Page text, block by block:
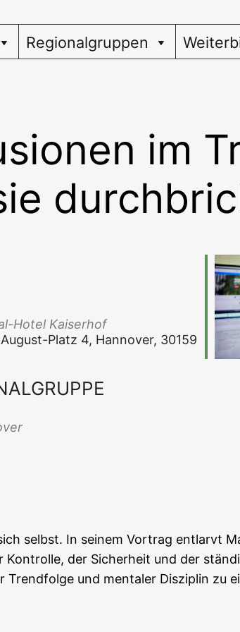
Regionalgruppen
im
Hotel Kaiserhof
Platz 4, Han­no­ver, 30159
selbst. In sei­nem Vor­trag ent­larvt
der Sicher­heit und der
und men­ta­ler Dis­zi­plin zu